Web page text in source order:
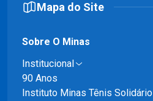
Mapa do Site
Sobre O Minas
Institucional
90 Anos
Instituto Minas Tênis Solidário